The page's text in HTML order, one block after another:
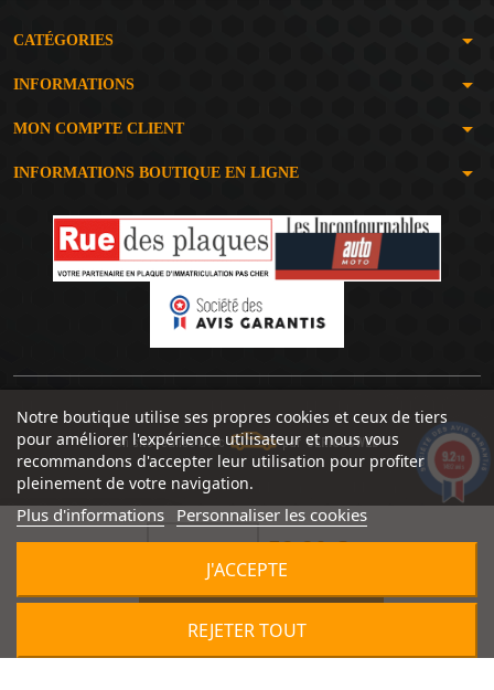
59,90 €
CATÉGORIES arrow_drop_down
INFORMATIONS arrow_drop_down
MON COMPTE CLIENT arrow_drop_down
INFORMATIONS BOUTIQUE EN LIGNE arrow_drop_down
Notre boutique utilise ses propres cookies et ceux de tiers
pour améliorer l'expérience utilisateur et nous vous
recommandons d'accepter leur utilisation pour profiter
pleinement de votre navigation.
Plus d'informations Personnaliser les cookies
REJETER TOUT
J'ACCEPTE
Un site réalisé avec par SERIOUSWEB
9.2/10
1492 avis